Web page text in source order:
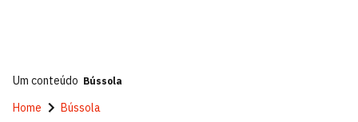
Um conteúdo Bússola
Home Bússola